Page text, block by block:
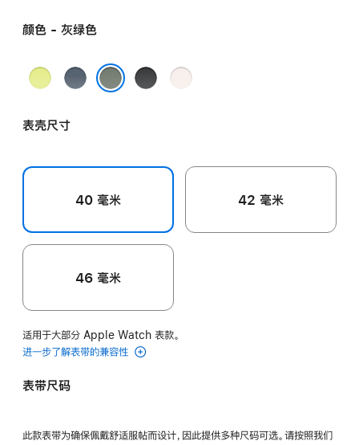
颜色 - 灰绿色
霓
黄
铁
蓝
黑
淡
表壳尺寸
40 毫米 42 毫米
46 毫米
适用于大部分 Apple Watch 表款。
进一步了解表带的兼容性
表带尺码
此款表带为确保佩戴舒适服帖而设计，因此提供多种尺码可选。请按照我们